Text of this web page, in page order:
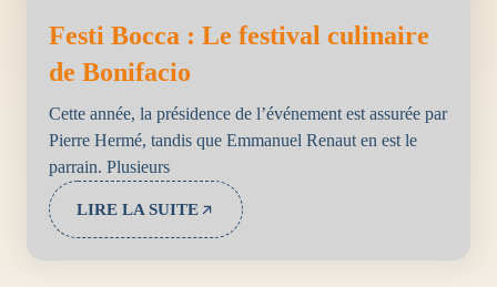
Festi Bocca : Le festival culinaire
de Bonifacio
Cette année, la présidence de l’événement est assurée par
Pierre Hermé, tandis que Emmanuel Renaut en est le
parrain. Plusieurs
LIRE LA SUITE